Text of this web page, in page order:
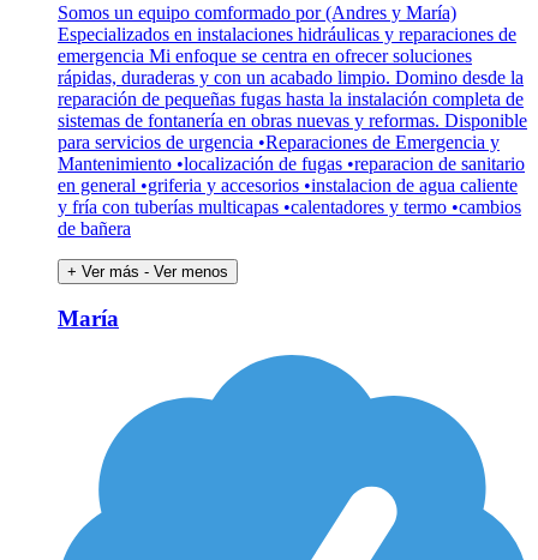
Somos un equipo comformado por (Andres y María)
Especializados en instalaciones hidráulicas y reparaciones de
emergencia Mi enfoque se centra en ofrecer soluciones
rápidas, duraderas y con un acabado limpio. Domino desde la
reparación de pequeñas fugas hasta la instalación completa de
sistemas de fontanería en obras nuevas y reformas. Disponible
para servicios de urgencia •Reparaciones de Emergencia y
Mantenimiento •localización de fugas •reparacion de sanitario
en general •griferia y accesorios •instalacion de agua caliente
y fría con tuberías multicapas •calentadores y termo •cambios
de bañera
+ Ver más - Ver menos
María